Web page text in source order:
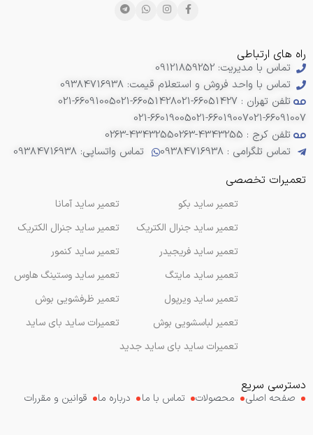
راه های ارتباطی
تماس با مدیریت: 09121859252
تماس با واحد فروش و استعلام قیمت: 09384716938
تلفن تهران : 66051427-021
021-66051428
021-66091005
021-66091007
021-66019007
021-66019005
تلفن کرج : 4343255-0263
0263-4343255
تماس تلگرامی : 09384716938
تماس واتساپی: 09384716938
تعمیرات تخصصی
تعمیر ساید آمانا
تعمیر ساید جنرال الکتریک
تعمیر ساید کنمور
تعمیر ساید وستینگ هاوس
تعمیر ظرفشویی بوش
تعمیرات ساید بای ساید
تعمیر ساید بکو
تعمیر ساید جنرال الکتریک
تعمیر ساید فریجیدر
تعمیر ساید مایتگ
تعمیر ساید ویرپول
تعمیر لباسشویی بوش
تعمیرات ساید بای ساید جدید
دسترسی سریع
صفحه اصلی محصولات تماس با ما درباره ما قوانین و مقررات